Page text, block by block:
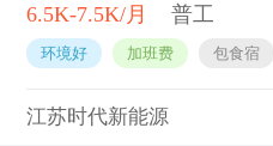
6.5K-7.5K/月 普工
环境好 加班费 包食宿
江苏时代新能源